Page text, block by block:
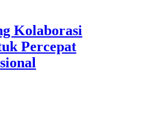
Kolaborasi
Percepat